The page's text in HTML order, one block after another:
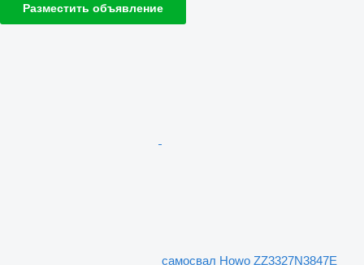
Разместить объявление
самосвал Howo ZZ3327N3847E